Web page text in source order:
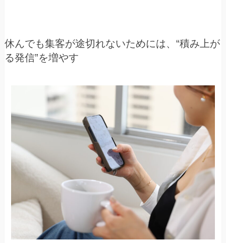
休んでも集客が途切れないためには、“積み上が
る発信”を増やす